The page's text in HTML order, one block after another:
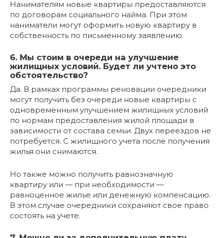
Нанимателям новые квартиры предоставляются
по договорам социального найма. При этом
наниматели могут оформить новую квартиру в
собственность по письменному заявлению.
6. Мы стоим в очереди на улучшение
жилищных условий. Будет ли учтено это
обстоятельство?
Да. В рамках программы реновации очередники
могут получить без очереди новые квартиры с
одновременным улучшением жилищных условий
по нормам предоставления жилой площади в
зависимости от состава семьи. Двух переездов не
потребуется. С жилищного учета после получения
жилья они снимаются.
Но также можно получить равнозначную
квартиру или — при необходимости —
равноценное жилье или денежную компенсацию.
В этом случае очередники сохраняют свое право
состоять на учете.